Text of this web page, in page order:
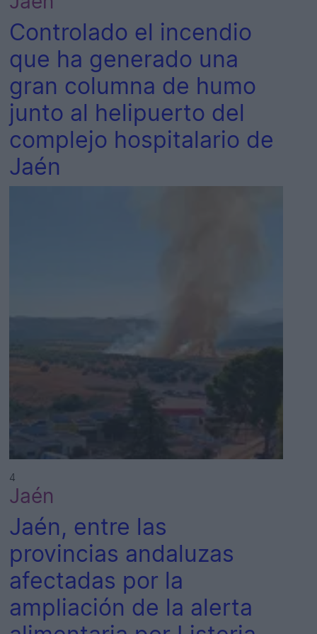
Controlado el incendio
que ha generado una
gran columna de humo
junto al helipuerto del
complejo hospitalario de
Jaén
4
Jaén
Jaén, entre las
provincias andaluzas
afectadas por la
ampliación de la alerta